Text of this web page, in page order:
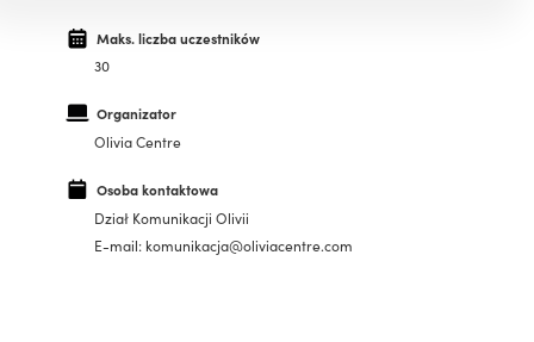
Maks. liczba uczestników
30
Organizator
Olivia Centre
Osoba kontaktowa
Dział Komunikacji Olivii
E-mail: komunikacja@oliviacentre.com